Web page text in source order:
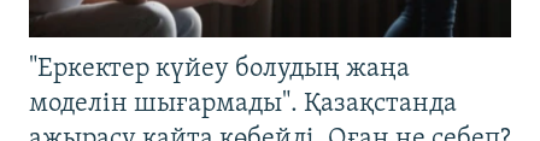
"Еркектер күйеу болудың жаңа
моделін шығармады". Қазақстанда